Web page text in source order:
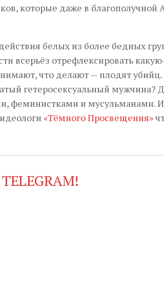
которые даже в благополучной
белых из более бедных
всерьёз отрефлексировать
что делают — плодят убийц.
гетеросексуальный мужчина?
феминистками и мусульманами.
«Тёмного Просвещения»